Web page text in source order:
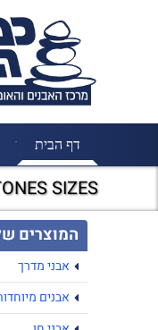
דף הבית
SIZES<
המוצרים
אבני מדרך
אבנים